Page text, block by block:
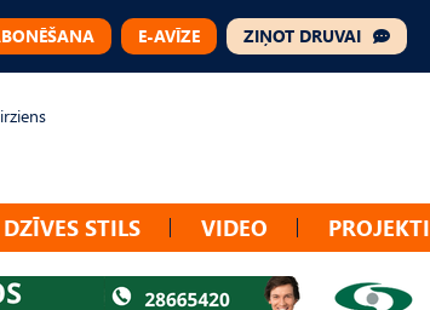
E-AVĪZE ZIŅOT DRUVAI
DZĪVES STILS VIDEO PROJEKTI